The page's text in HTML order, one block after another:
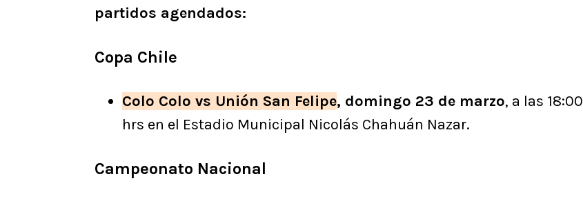
partidos agendados:
Copa Chile
Colo Colo vs Unión San Felipe, domingo 23 de marzo, a las 18:00
hrs en el Estadio Municipal Nicolás Chahuán Nazar.
Campeonato Nacional